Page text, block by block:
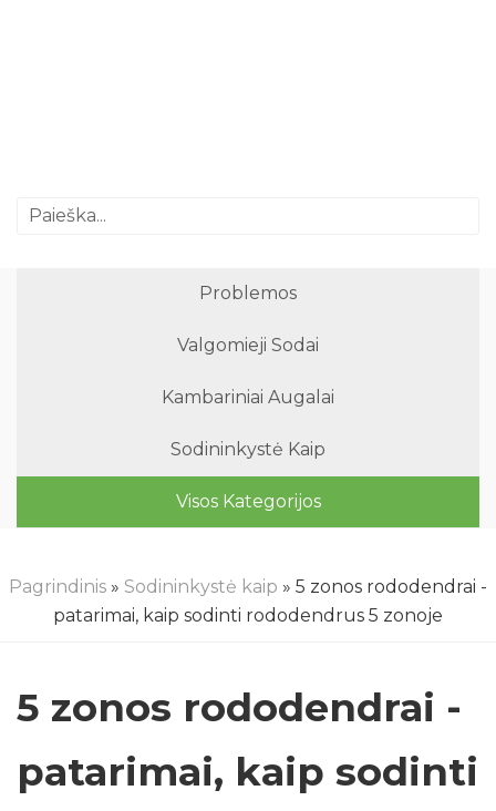
Problemos
Valgomieji Sodai
Kambariniai Augalai
Sodininkystė Kaip
Visos Kategorijos
Pagrindinis » Sodininkystė kaip » 5 zonos rododendrai -
patarimai, kaip sodinti rododendrus 5 zonoje
5 zonos rododendrai -
patarimai, kaip sodinti